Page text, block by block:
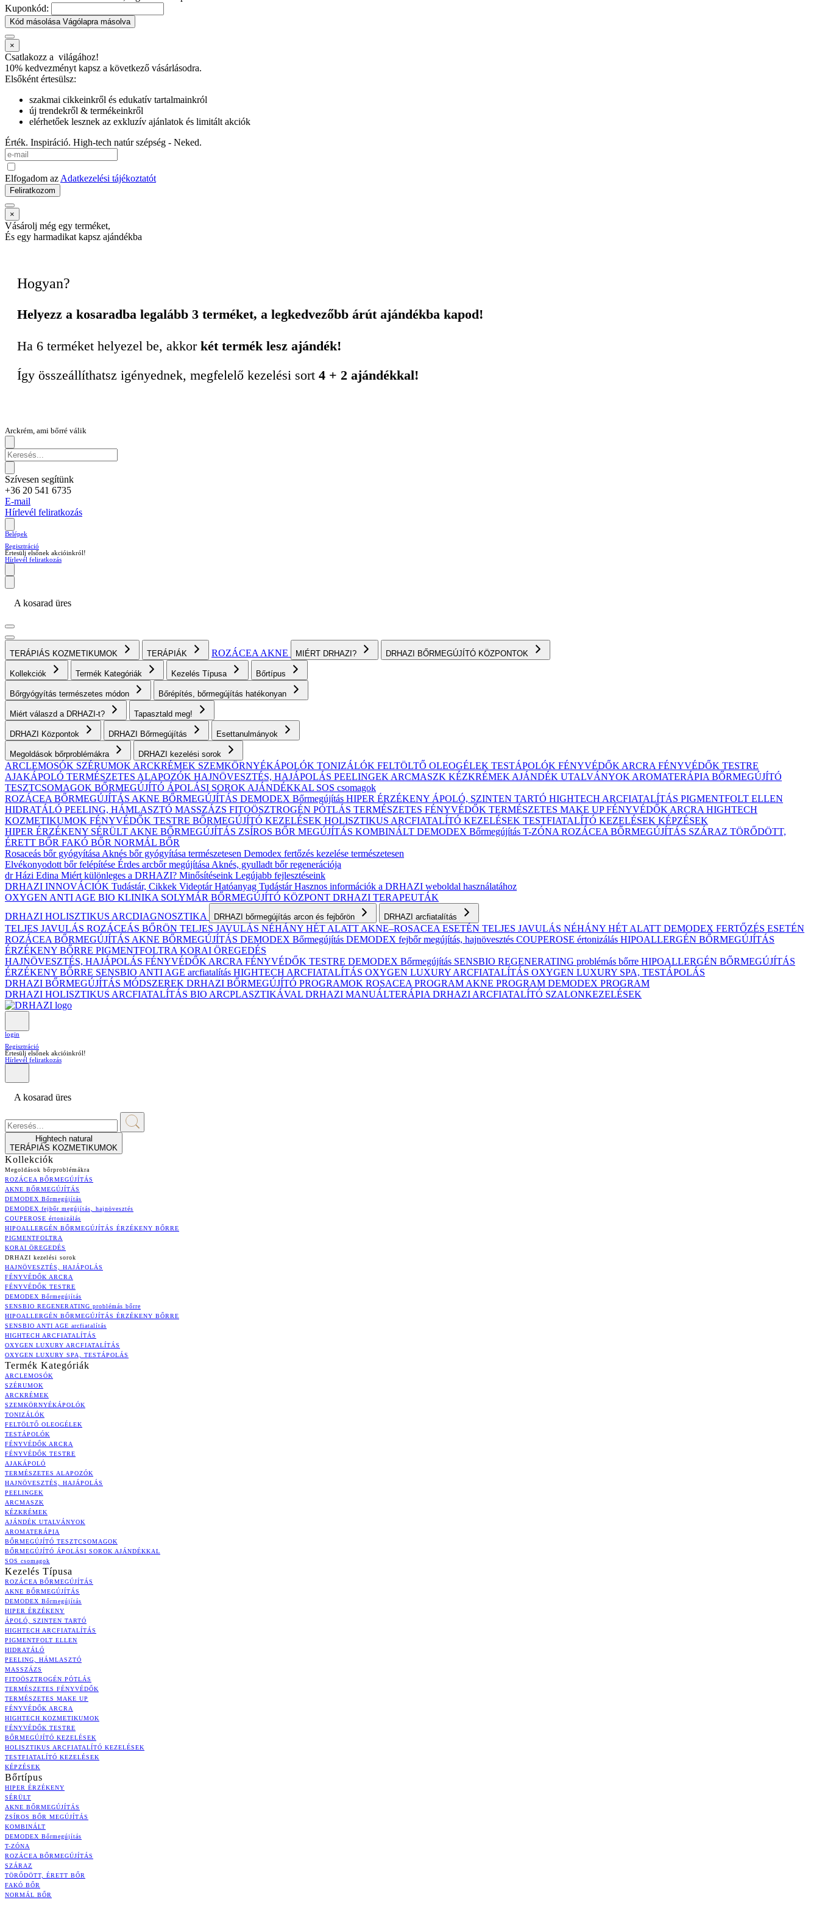
Kuponkód:
Kód másolása Vágólapra másolva
×
Csatlakozz a világához!
10% kedvezményt kapsz a következő vásárlásodra.
Elsőként értesülsz:
szakmai cikkeinkről és edukatív tartalmainkról
új trendekről & termékeinkről
elérhetőek lesznek az exkluzív ajánlatok és limitált akciók
Érték. Inspiráció. High-tech natúr szépség - Neked.
Elfogadom az Adatkezelési tájékoztatót
Feliratkozom
×
Vásárolj még egy terméket,
És egy harmadikat kapsz ajándékba
Hogyan?
Helyezz a kosaradba legalább 3 terméket, a legkedvezőbb árút ajándékba kapod!
Ha 6 terméket helyezel be, akkor két termék lesz ajándék!
Így összeállíthatsz igényednek, megfelelő kezelési sort 4 + 2 ajándékkal!
Arckrém, ami bőrré válik
Szívesen segítünk
+36 20 541 6735
E-mail
Hírlevél feliratkozás
Belépek
Regisztráció
Értesülj elsőnek akcióinkról!
Hírlevél feliratkozás
A kosarad üres
TERÁPIÁS KOZMETIKUMOK TERÁPIÁK ROZÁCEA AKNE MIÉRT DRHAZI? DRHAZI BŐRMEGÚJÍTÓ KÖZPONTOK
Kollekciók Termék Kategóriák Kezelés Típusa Bőrtípus
Bőrgyógyítás természetes módon Bőrépítés, bőrmegújítás hatékonyan
Miért válaszd a DRHAZI-t? Tapasztald meg!
DRHAZI Központok DRHAZI Bőrmegújítás Esettanulmányok
Megoldások bőrproblémákra DRHAZI kezelési sorok
ARCLEMOSÓK SZÉRUMOK ARCKRÉMEK SZEMKÖRNYÉKÁPOLÓK TONIZÁLÓK FELTÖLTŐ OLEOGÉLEK TESTÁPOLÓK FÉNYVÉDŐK ARCRA FÉNYVÉDŐK TESTRE
AJAKÁPOLÓ TERMÉSZETES ALAPOZÓK HAJNÖVESZTÉS, HAJÁPOLÁS PEELINGEK ARCMASZK KÉZKRÉMEK AJÁNDÉK UTALVÁNYOK AROMATERÁPIA BŐRMEGÚJÍTÓ
TESZTCSOMAGOK BŐRMEGÚJÍTÓ ÁPOLÁSI SOROK AJÁNDÉKKAL SOS csomagok
ROZÁCEA BŐRMEGÚJÍTÁS AKNE BŐRMEGÚJÍTÁS DEMODEX Bőrmegújítás HIPER ÉRZÉKENY ÁPOLÓ, SZINTEN TARTÓ HIGHTECH ARCFIATALÍTÁS PIGMENTFOLT ELLEN
HIDRATÁLÓ PEELING, HÁMLASZTÓ MASSZÁZS FITOÖSZTROGÉN PÓTLÁS TERMÉSZETES FÉNYVÉDŐK TERMÉSZETES MAKE UPFÉNYVÉDŐK ARCRA HIGHTECH
KOZMETIKUMOK FÉNYVÉDŐK TESTRE BŐRMEGÚJÍTÓ KEZELÉSEK HOLISZTIKUS ARCFIATALÍTÓ KEZELÉSEK TESTFIATALÍTÓ KEZELÉSEK KÉPZÉSEK
HIPER ÉRZÉKENY SÉRÜLT AKNE BŐRMEGÚJÍTÁS ZSÍROS BŐR MEGÚJÍTÁS KOMBINÁLT DEMODEX Bőrmegújítás T-ZÓNA ROZÁCEA BŐRMEGÚJÍTÁS SZÁRAZ TÖRŐDÖTT,
ÉRETT BŐR FAKÓ BŐR NORMÁL BŐR
Rosaceás bőr gyógyítása Aknés bőr gyógyítása természetesen Demodex fertőzés kezelése természetesen
Elvékonyodott bőr felépítése Érdes arcbőr megújítása Aknés, gyulladt bőr regenerációja
dr Házi Edina Miért különleges a DRHAZI? Minősítéseink Legújabb fejlesztéseink
DRHAZI INNOVÁCIÓK Tudástár, Cikkek VideotárHatóanyag TudástárHasznos információk a DRHAZI weboldal használatához
OXYGEN ANTI AGE BIO KLINIKA SOLYMÁR BŐRMEGÚJÍTÓ KÖZPONT DRHAZI TERAPEUTÁK
DRHAZI HOLISZTIKUS ARCDIAGNOSZTIKA
DRHAZI bőrmegújítás arcon és fejbőrön DRHAZI arcfiatalítás
TELJES JAVULÁS ROZÁCEÁS BŐRÖN TELJES JAVULÁS NÉHÁNY HÉT ALATT AKNE–ROSACEA ESETÉN TELJES JAVULÁS NÉHÁNY HÉT ALATT DEMODEX FERTŐZÉS ESETÉN
ROZÁCEA BŐRMEGÚJÍTÁS AKNE BŐRMEGÚJÍTÁS DEMODEX Bőrmegújítás DEMODEX fejbőr megújítás, hajnövesztés COUPEROSE értonizálás HIPOALLERGÉN BŐRMEGÚJÍTÁS
ÉRZÉKENY BŐRRE PIGMENTFOLTRA KORAI ÖREGEDÉS
HAJNÖVESZTÉS, HAJÁPOLÁS FÉNYVÉDŐK ARCRA FÉNYVÉDŐK TESTRE DEMODEX Bőrmegújítás SENSBIO REGENERATING problémás bőrre HIPOALLERGÉN BŐRMEGÚJÍTÁS
ÉRZÉKENY BŐRRE SENSBIO ANTI AGE arcfiatalítás HIGHTECH ARCFIATALÍTÁS OXYGEN LUXURY ARCFIATALÍTÁS OXYGEN LUXURY SPA, TESTÁPOLÁS
DRHAZI BŐRMEGÚJÍTÁS MÓDSZEREK DRHAZI BŐRMEGÚJÍTÓ PROGRAMOK ROSACEA PROGRAM AKNE PROGRAM DEMODEX PROGRAM
DRHAZI HOLISZTIKUS ARCFIATALÍTÁS BIO ARCPLASZTIKÁVAL DRHAZI MANUÁLTERÁPIA DRHAZI ARCFIATALÍTÓ SZALONKEZELÉSEK
login
Regisztráció
Értesülj elsőnek akcióinkról!
Hírlevél feliratkozás
A kosarad üres
Hightech natural
TERÁPIÁS KOZMETIKUMOK
Kollekciók
Megoldások bőrproblémákra
ROZÁCEA BŐRMEGÚJÍTÁS
AKNE BŐRMEGÚJÍTÁS
DEMODEX Bőrmegújítás
DEMODEX fejbőr megújítás, hajnövesztés
COUPEROSE értonizálás
HIPOALLERGÉN BŐRMEGÚJÍTÁS ÉRZÉKENY BŐRRE
PIGMENTFOLTRA
KORAI ÖREGEDÉS
DRHAZI kezelési sorok
HAJNÖVESZTÉS, HAJÁPOLÁS
FÉNYVÉDŐK ARCRA
FÉNYVÉDŐK TESTRE
DEMODEX Bőrmegújítás
SENSBIO REGENERATING problémás bőrre
HIPOALLERGÉN BŐRMEGÚJÍTÁS ÉRZÉKENY BŐRRE
SENSBIO ANTI AGE arcfiatalítás
HIGHTECH ARCFIATALÍTÁS
OXYGEN LUXURY ARCFIATALÍTÁS
OXYGEN LUXURY SPA, TESTÁPOLÁS
Termék Kategóriák
ARCLEMOSÓK
SZÉRUMOK
ARCKRÉMEK
SZEMKÖRNYÉKÁPOLÓK
TONIZÁLÓK
FELTÖLTŐ OLEOGÉLEK
TESTÁPOLÓK
FÉNYVÉDŐK ARCRA
FÉNYVÉDŐK TESTRE
AJAKÁPOLÓ
TERMÉSZETES ALAPOZÓK
HAJNÖVESZTÉS, HAJÁPOLÁS
PEELINGEK
ARCMASZK
KÉZKRÉMEK
AJÁNDÉK UTALVÁNYOK
AROMATERÁPIA
BŐRMEGÚJÍTÓ TESZTCSOMAGOK
BŐRMEGÚJÍTÓ ÁPOLÁSI SOROK AJÁNDÉKKAL
SOS csomagok
Kezelés Típusa
ROZÁCEA BŐRMEGÚJÍTÁS
AKNE BŐRMEGÚJÍTÁS
DEMODEX Bőrmegújítás
HIPER ÉRZÉKENY
ÁPOLÓ, SZINTEN TARTÓ
HIGHTECH ARCFIATALÍTÁS
PIGMENTFOLT ELLEN
HIDRATÁLÓ
PEELING, HÁMLASZTÓ
MASSZÁZS
FITOÖSZTROGÉN PÓTLÁS
TERMÉSZETES FÉNYVÉDŐK
TERMÉSZETES MAKE UP
FÉNYVÉDŐK ARCRA
HIGHTECH KOZMETIKUMOK
FÉNYVÉDŐK TESTRE
BŐRMEGÚJÍTÓ KEZELÉSEK
HOLISZTIKUS ARCFIATALÍTÓ KEZELÉSEK
TESTFIATALÍTÓ KEZELÉSEK
KÉPZÉSEK
Bőrtípus
HIPER ÉRZÉKENY
SÉRÜLT
AKNE BŐRMEGÚJÍTÁS
ZSÍROS BŐR MEGÚJÍTÁS
KOMBINÁLT
DEMODEX Bőrmegújítás
T-ZÓNA
ROZÁCEA BŐRMEGÚJÍTÁS
SZÁRAZ
TÖRŐDÖTT, ÉRETT BŐR
FAKÓ BŐR
NORMÁL BŐR